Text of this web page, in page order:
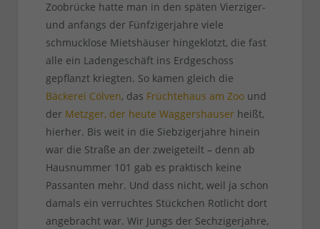
Zoobrücke hatte man in den späten Vierziger-
und anfangs der Fünfzigerjahre viele
schmucklose Mietshäuser hingeklotzt, die fast
alle ein Ladengeschäft ins Erdgeschoss
gepflanzt kriegten. So kamen gleich die
Bäckerei Cölven, das Früchtehaus am Zoound
der Metzger, der heute Waggershauserheißt,
hierher. Bis weit in die Siebzigerjahre hinein
war die Straße an der zweigeteilt – denn ab
Hausnummer 101 gab es praktisch keine
Passanten mehr. Und dass nicht, weil ja schon
damals ein verruchtes Stückchen Rotlicht dort
angebracht war. Wir Jungs der Sechzigerjahre,